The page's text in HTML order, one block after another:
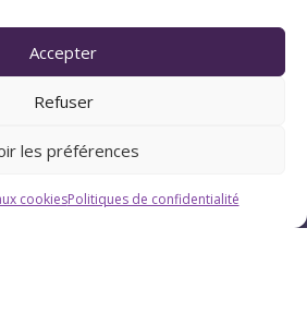
Accepter
Refuser
les préférences
cookiesPolitiques de confidentialité
: 9h-12h / 13h-18h
samedi : 9h-12h